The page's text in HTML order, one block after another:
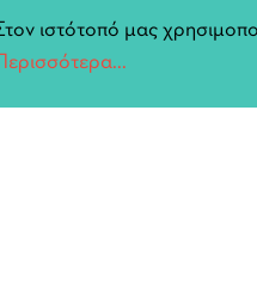
Ζητά
ιστότοπό μας